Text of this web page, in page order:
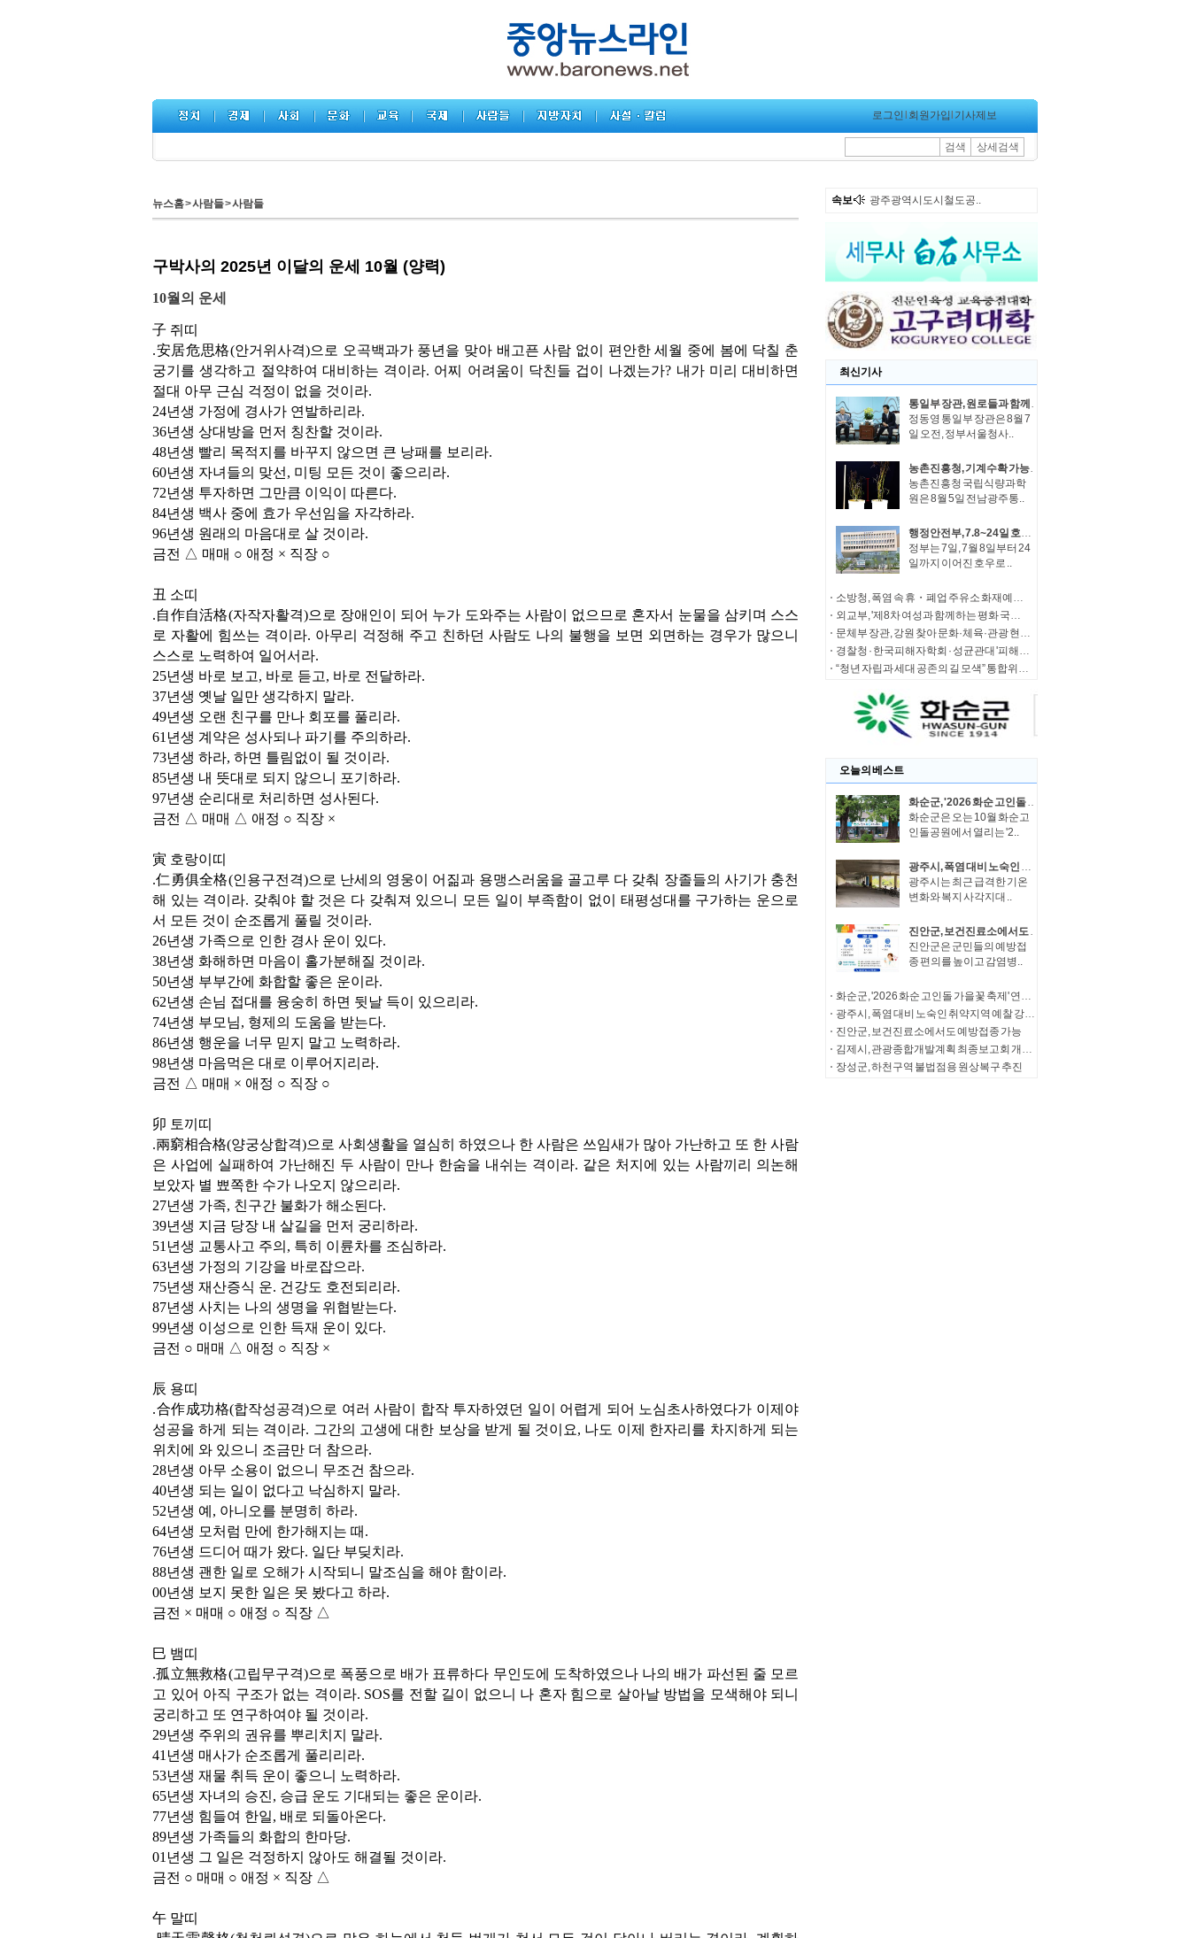
로그인 회원가입 기사제보
검색 상세검색
뉴스홈>사람들>사람들 속보 광주광역시도시철도공..
최신기사
통일부 장관, 원로들과 함께 '한반도 평화공존 발전구상' 공감대 형성 방안 논의
정동영 통일부 장관은 8월 7
일 오전, 정부서울청사..
농촌진흥청, 기계수확 가능한 녹두 새 품종 '채흔' 현장 평가회
농촌진흥청 국립식량과학
원은 8월 5일 전남광주통..
행정안전부, 7.8~24일 호우 피해 특별재난지역 선포
정부는 7일, 7월 8일부터 24
일까지 이어진 호우로 ..
소방청, 폭염 속 휴・폐업 주유소 화재예방에 총력
외교부, '제8차 여성과 함께하는 평화 국제회의' 청년 서포터즈 모집
문체부 장관, 강원 찾아 문화·체육·관광 현장 소통 나서
경찰청 · 한국피해자학회 · 성균관대 '피해자 중심 사법개혁' 학술대회 개최
“청년 자립과 세대 공존의 길 모색” 통합위, '세대상생 자산 특별위원회' 출범
오늘의 베스트
화순군, '2026 화순 고인돌 가을꽃 축제' 연계 체류형 관광·지역경제 활성화 추진
화순군은 오는 10월 화순고
인돌공원에서 열리는 '2..
광주시, 폭염 대비 노숙인 취약지역 예찰 강화…주 2회 이상 상시 순찰
광주시는 최근 급격한 기온
변화와 복지 사각지대 ..
진안군, 보건진료소에서도 예방접종 가능
진안군은 군민들의 예방접
종 편의를 높이고 감염병..
화순군, '2026 화순 고인돌 가을꽃 축제' 연계 체류형 관광·지역경제 활성화 추진
광주시, 폭염 대비 노숙인 취약지역 예찰 강화…주 2회 이상 상시 순찰
진안군, 보건진료소에서도 예방접종 가능
김제시, 관광종합개발계획 최종보고회 개최... '체류형 관광 거점' 도약 시동
장성군, 하천구역 불법점용 원상복구 추진